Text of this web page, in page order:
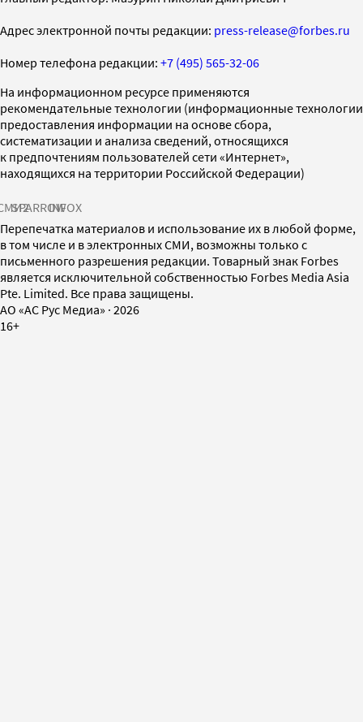
Адрес электронной почты редакции: press-release@forbes.ru
Номер телефона редакции: +7 (495) 565-32-06
На информационном ресурсе применяются
рекомендательные технологии (информационные технологии
предоставления информации на основе сбора,
систематизации и анализа сведений, относящихся
к предпочтениям пользователей сети «Интернет»,
находящихся на территории Российской Федерации)
SPARROWINFOX
Перепечатка материалов и использование их в любой форме,
в том числе и в электронных СМИ, возможны только с
письменного разрешения редакции. Товарный знак Forbes
является исключительной собственностью Forbes Media Asia
Pte. Limited. Все права защищены.
AO «АС Рус Медиа» · 2026
16+